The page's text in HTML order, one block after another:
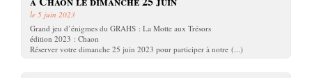
le 5 juin 2023
Grand jeu d’énigmes du GRAHS : La Motte aux Trésors
édition 2023 : Chaon
Réserver votre dimanche 25 juin 2023 pour participer à notre (...)